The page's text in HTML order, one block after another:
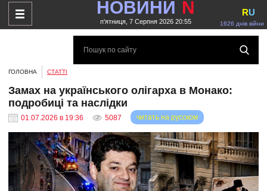
НОВИНИ N
п'ятниця, 7 Серпня 2026 20:55 1626 днів війни
RU
ГОЛОВНА СТАТТІ
Замах на українського олігарха в Монако:
подробиці та наслідки
01.07.2026 в 19:36 5087 читать на русском